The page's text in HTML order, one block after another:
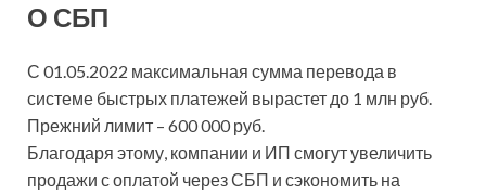
О СБП
С 01.05.2022 максимальная сумма перевода в
системе быстрых платежей вырастет до 1 млн руб.
Прежний лимит – 600 000 руб.
Благодаря этому, компании и ИП смогут увеличить
продажи с оплатой через СБП и сэкономить на